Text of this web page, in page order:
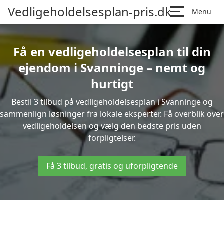
Vedligeholdelsesplan-pris.dk Menu
Få en vedligeholdelsesplan til din
ejendom i Svanninge – nemt og
hurtigt
Bestil 3 tilbud på vedligeholdelsesplan i Svanninge og
sammenlign løsninger fra lokale eksperter. Få overblik over
vedligeholdelsen og vælg den bedste pris uden
forpligtelser.
Få 3 tilbud, gratis og uforpligtende